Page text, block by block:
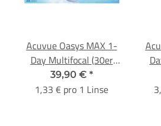
Acuvue Oasys MAX 1-
Day Multifocal (30er
Packung)
39,90 € *
1,33 € pro 1 Linse